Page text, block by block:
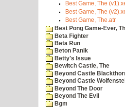
Best Game, The
Best Game, The
Best Game, The.atr
Best Pong Game-Ever,
Beta Fighter
Beta Run
Beton Panik
Betty's Issue
Bewitch Castle, The
Beyond Castle
Beyond Castle
Beyond The Door
Beyond The Evil
Bgm